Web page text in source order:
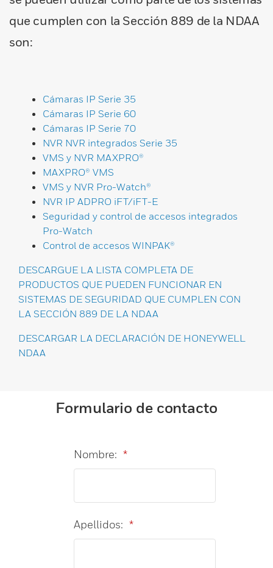
que cumplen con la Sección 889 de la NDAA
son:
Cámaras IP Serie 35
Cámaras IP Serie 60
Cámaras IP Serie 70
NVR NVR integrados Serie 35
VMS y NVR MAXPRO®
MAXPRO® VMS
VMS y NVR Pro-Watch®
NVR IP ADPRO iFT/iFT-E
Seguridad y control de accesos integrados
Pro-Watch
Control de accesos WINPAK®
DESCARGUE LA LISTA COMPLETA DE
PRODUCTOS QUE PUEDEN FUNCIONAR EN
SISTEMAS DE SEGURIDAD QUE CUMPLEN CON
LA SECCIÓN 889 DE LA NDAA
DESCARGAR LA DECLARACIÓN DE HONEYWELL
NDAA
Formulario de contacto
*
Nombre:
*
Apellidos: